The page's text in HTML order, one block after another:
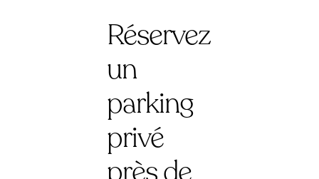
Réservez
un
parking
privé